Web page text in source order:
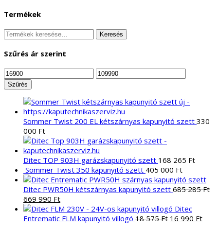
Termékek
Keresés
a
következőre:
Keresés
Szűrés ár szerint
Min
ár
Max
Szűrés
Sommer Twist 200 EL kétszárnyas kapunyitó szett 330
000 Ft
Ditec TOP 903H garázskapunyitó szett 168 265 Ft
Sommer Twist 350 kapunyitó szett 405 000 Ft
Ditec PWR50H kétszárnyas kapunyitó szett 685 285Ft
Original
price
was:
669 990 FtCurrent
price
is:
Ditec
Entrematic FLM kapunyitó villogó 18 575Ft Original
16 990 Ft